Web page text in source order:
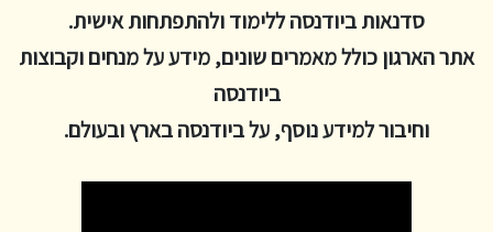
סדנאות ביודנסה ללימוד ולהתפתחות אישית.
אתר הארגון כולל מאמרים שונים, מידע על מנחים וקבוצות
ביודנסה
וחיבור למידע נוסף, על ביודנסה בארץ ובעולם.